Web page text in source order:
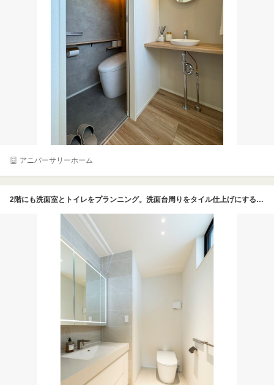
アニバーサリーホーム
2階にも洗面室とトイレをプランニング。洗面台周りをタイル仕上げにすることでメンテナンス性にも配慮している。キッチンや洗面室など水回りの天井は珪藻土の塗り壁に。調湿効果があるので通気性がアップし、真上や真下の空間がジメっとする心配もない